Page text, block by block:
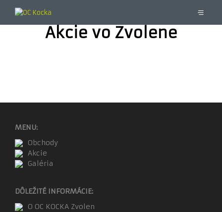
Akcie vo Zvolene
MENU:
Obchody
Akcie
Galéria
DÔLEŽITÉ INFORMÁCIE:
O OC KOCKA Zvolen